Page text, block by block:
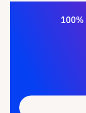
100%